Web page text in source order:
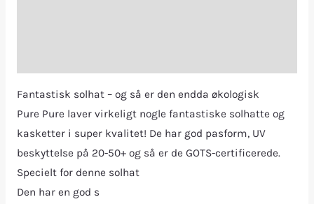
Fantastisk solhat – og så er den endda økologisk
Pure Pure laver virkeligt nogle fantastiske solhatte og
kasketter i super kvalitet! De har god pasform, UV
beskyttelse på 20-50+ og så er de GOTS-certificerede.
Specielt for denne solhat
Den har en god s